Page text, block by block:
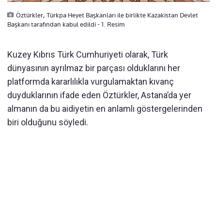
Öztürkler, Türkpa Heyet Başkanları ile birlikte Kazakistan Devlet
Başkanı tarafından kabul edildi - 1. Resim
Kuzey Kıbrıs Türk Cumhuriyeti olarak, Türk
dünyasının ayrılmaz bir parçası olduklarını her
platformda kararlılıkla vurgulamaktan kıvanç
duyduklarının ifade eden Öztürkler, Astana’da yer
almanın da bu aidiyetin en anlamlı göstergelerinden
biri olduğunu söyledi.